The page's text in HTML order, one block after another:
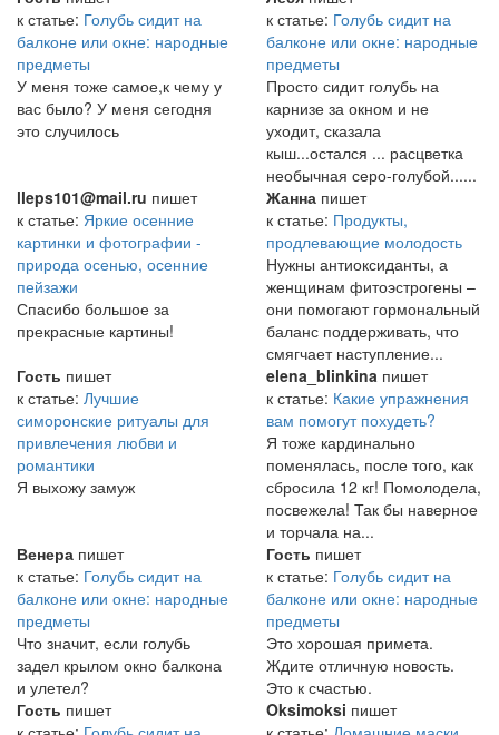
к статье: Голубь сидит на
балконе или окне: народные
предметы
У меня тоже самое,к чему у
вас было? У меня сегодня
это случилось
к статье: Голубь сидит на
балконе или окне: народные
предметы
Просто сидит голубь на
карнизе за окном и не
уходит, сказала
кыш...остался ... расцветка
необычная серо-голубой......
lleps101@mail.ru пишет
к статье: Яркие осенние
картинки и фотографии -
природа осенью, осенние
пейзажи
Спасибо большое за
прекрасные картины!
Жанна пишет
к статье: Продукты,
продлевающие молодость
Нужны антиоксиданты, а
женщинам фитоэстрогены –
они помогают гормональный
баланс поддерживать, что
смягчает наступление...
Гость пишет
к статье: Лучшие
симоронские ритуалы для
привлечения любви и
романтики
Я выхожу замуж
elena_blinkina пишет
к статье: Какие упражнения
вам помогут похудеть?
Я тоже кардинально
поменялась, после того, как
сбросила 12 кг! Помолодела,
посвежела! Так бы наверное
и торчала на...
Венера пишет
к статье: Голубь сидит на
балконе или окне: народные
предметы
Что значит, если голубь
задел крылом окно балкона
и улетел?
Гость пишет
к статье: Голубь сидит на
балконе или окне: народные
предметы
Это хорошая примета.
Ждите отличную новость.
Это к счастью.
Гость пишет
Oksimoksi пишет